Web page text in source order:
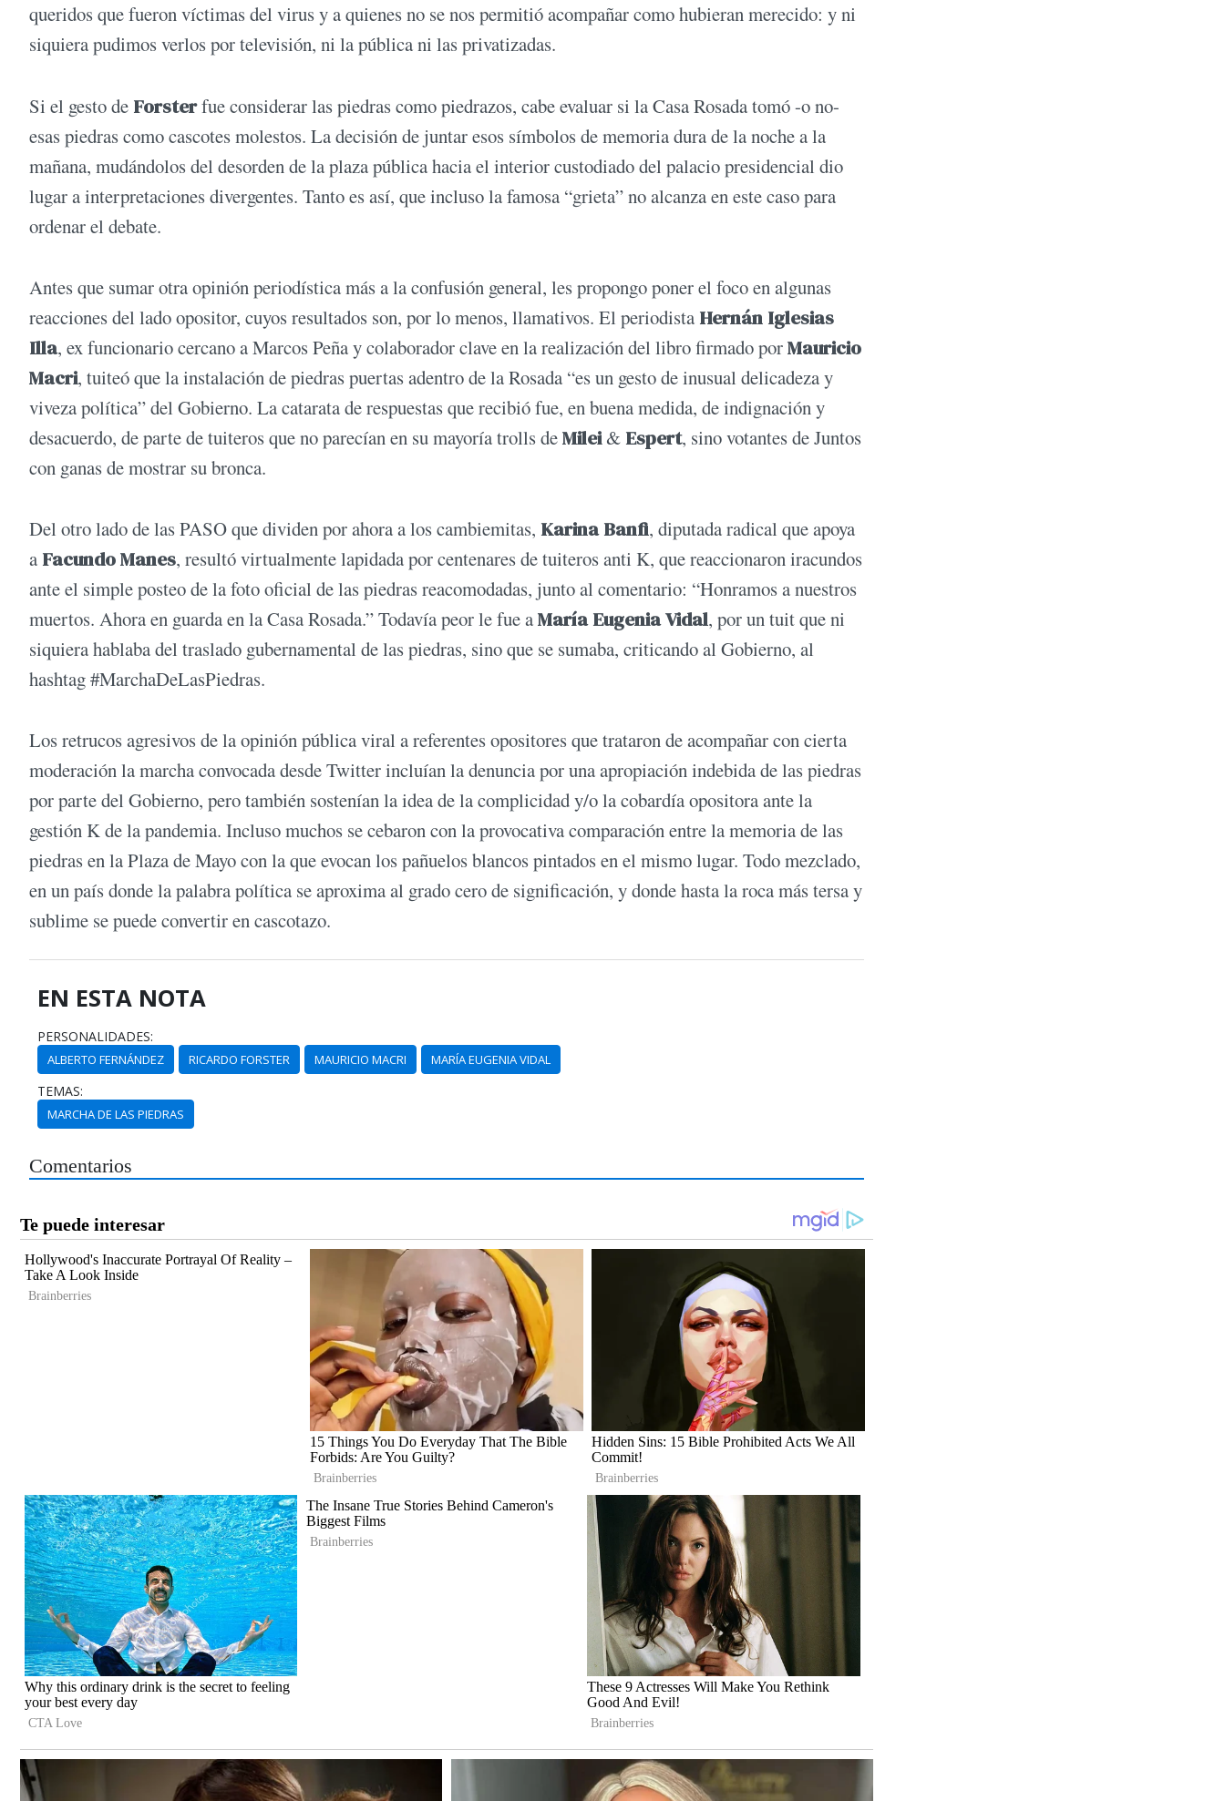
queridos que fueron víctimas del virus y a quienes no se nos permitió acompañar como hubieran merecido: y ni
siquiera pudimos verlos por televisión, ni la pública ni las privatizadas.
Si el gesto de Forsterfue considerar las piedras como piedrazos, cabe evaluar si la Casa Rosada tomó -o no-
esas piedras como cascotes molestos. La decisión de juntar esos símbolos de memoria dura de la noche a la
mañana, mudándolos del desorden de la plaza pública hacia el interior custodiado del palacio presidencial dio
lugar a interpretaciones divergentes. Tanto es así, que incluso la famosa “grieta” no alcanza en este caso para
ordenar el debate.
Antes que sumar otra opinión periodística más a la confusión general, les propongo poner el foco en algunas
reacciones del lado opositor, cuyos resultados son, por lo menos, llamativos. El periodista Hernán Iglesias
Illa, ex funcionario cercano a Marcos Peña y colaborador clave en la realización del libro firmado porMauricio
Macri, tuiteó que la instalación de piedras puertas adentro de la Rosada “es un gesto de inusual delicadeza y
viveza política” del Gobierno. La catarata de respuestas que recibió fue, en buena medida, de indignación y
desacuerdo, de parte de tuiteros que no parecían en su mayoría trolls deMilei& Espert, sino votantes de Juntos
con ganas de mostrar su bronca.
Del otro lado de las PASO que dividen por ahora a los cambiemitas, Karina Banfi, diputada radical que apoya
a Facundo Manes, resultó virtualmente lapidada por centenares de tuiteros anti K, que reaccionaron iracundos
ante el simple posteo de la foto oficial de las piedras reacomodadas, junto al comentario: “Honramos a nuestros
muertos. Ahora en guarda en la Casa Rosada.” Todavía peor le fue aMaría Eugenia Vidal, por un tuit que ni
siquiera hablaba del traslado gubernamental de las piedras, sino que se sumaba, criticando al Gobierno, al
hashtag #MarchaDeLasPiedras.
Los retrucos agresivos de la opinión pública viral a referentes opositores que trataron de acompañar con cierta
moderación la marcha convocada desde Twitter incluían la denuncia por una apropiación indebida de las piedras
por parte del Gobierno, pero también sostenían la idea de la complicidad y/o la cobardía opositora ante la
gestión K de la pandemia. Incluso muchos se cebaron con la provocativa comparación entre la memoria de las
piedras en la Plaza de Mayo con la que evocan los pañuelos blancos pintados en el mismo lugar. Todo mezclado,
en un país donde la palabra política se aproxima al grado cero de significación, y donde hasta la roca más tersa y
sublime se puede convertir en cascotazo.
EN ESTA NOTA
PERSONALIDADES:
ALBERTO FERNÁNDEZ RICARDO FORSTER MAURICIO MACRI MARÍA EUGENIA VIDAL
TEMAS:
MARCHA DE LAS PIEDRAS
Comentarios